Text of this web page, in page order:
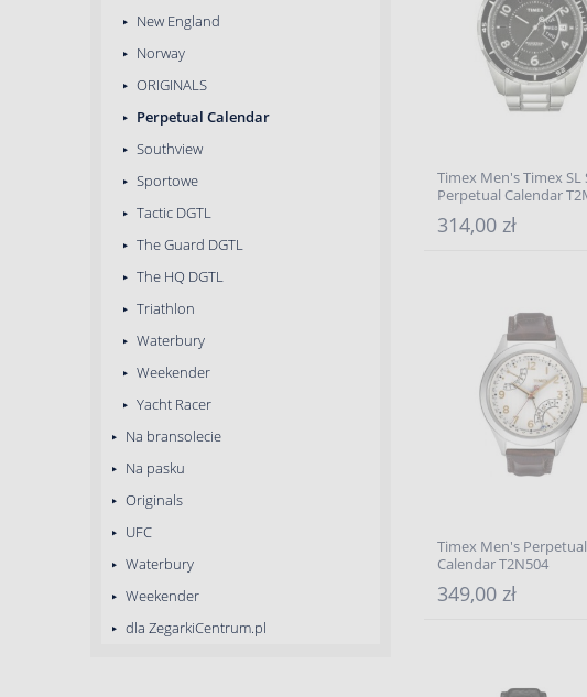
New England
Norway
ORIGINALS
Perpetual Calendar
Southview
Sportowe
Tactic DGTL
The Guard DGTL
The HQ DGTL
Triathlon
Waterbury
Weekender
Yacht Racer
Na bransolecie
Na pasku
Originals
UFC
Waterbury
Weekender
dla ZegarkiCentrum.pl
Timex Men's Timex SL
Perpetual Calendar
314,00 zł
Timex Men's Perpetual
Calendar T2N504
349,00 zł